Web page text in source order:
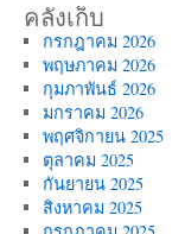
คลังเก็บ
กรกฎาคม 2026
พฤษภาคม 2026
กุมภาพันธ์ 2026
มกราคม 2026
พฤศจิกายน 2025
ตุลาคม 2025
กันยายน 2025
สิงหาคม 2025